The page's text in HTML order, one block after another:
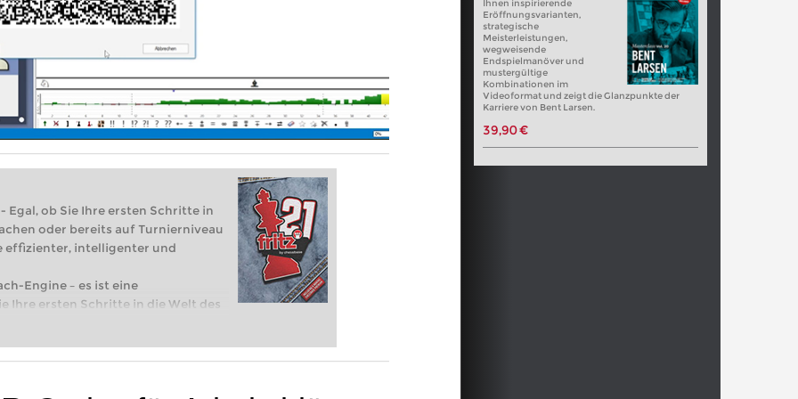
ob Sie Ihre ersten Schritte in
oder bereits auf Turnierniveau
effizienter, intelligenter und
Engine – es ist eine
Ihre ersten Schritte in die Welt des
auf Turnierniveau spielen: Mit
Ihnen inspirierende
Eröffnungsvarianten,
strategische
Meisterleistungen,
wegweisende
Endspielmanöver und
mustergültige
Kombinationen im
Videoformat und zeigt die Glanzpunkte der
Karriere von Bent Larsen.
39,90 €